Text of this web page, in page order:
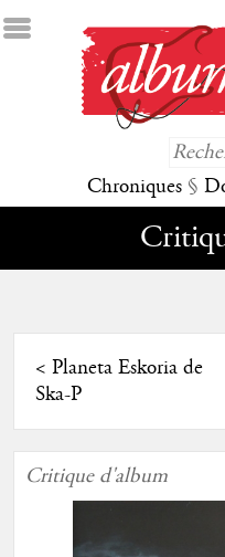
Chroniques §
< Planeta Eskoria de
Ska-P
Critique d'album